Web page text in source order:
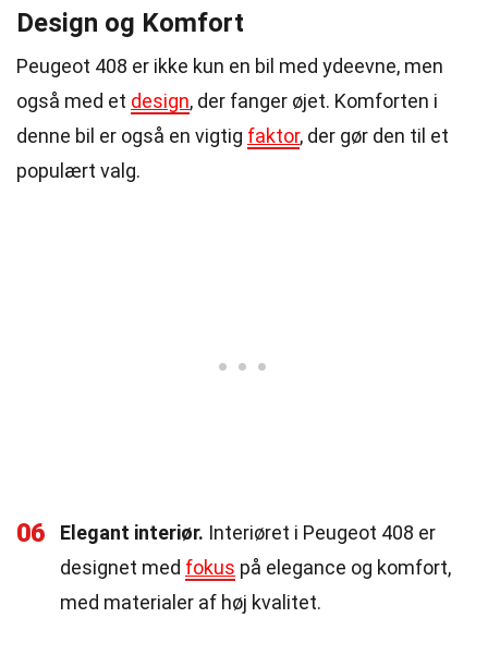
Design og Komfort
Peugeot 408 er ikke kun en bil med ydeevne, men
også med et design, der fanger øjet. Komforten i
denne bil er også en vigtig faktor, der gør den til et
populært valg.
06 Elegant interiør. Interiøret i Peugeot 408 er
designet med fokus på elegance og komfort,
med materialer af høj kvalitet.